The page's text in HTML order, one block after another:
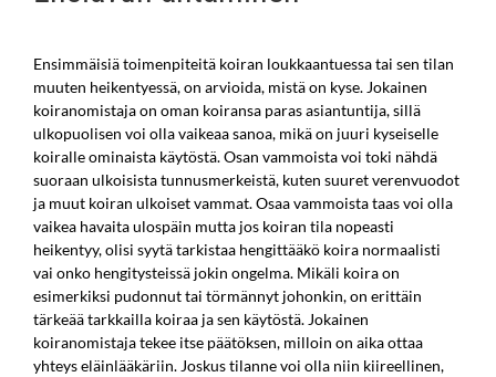
Ensimmäisiä toimenpiteitä koiran loukkaantuessa tai sen tilan
muuten heikentyessä, on arvioida, mistä on kyse. Jokainen
koiranomistaja on oman koiransa paras asiantuntija, sillä
ulkopuolisen voi olla vaikeaa sanoa, mikä on juuri kyseiselle
koiralle ominaista käytöstä. Osan vammoista voi toki nähdä
suoraan ulkoisista tunnusmerkeistä, kuten suuret verenvuodot
ja muut koiran ulkoiset vammat. Osaa vammoista taas voi olla
vaikea havaita ulospäin mutta jos koiran tila nopeasti
heikentyy, olisi syytä tarkistaa hengittääkö koira normaalisti
vai onko hengitysteissä jokin ongelma. Mikäli koira on
esimerkiksi pudonnut tai törmännyt johonkin, on erittäin
tärkeää tarkkailla koiraa ja sen käytöstä. Jokainen
koiranomistaja tekee itse päätöksen, milloin on aika ottaa
yhteys eläinlääkäriin. Joskus tilanne voi olla niin kiireellinen,